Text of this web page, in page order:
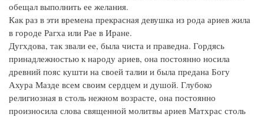
обещал выполнить ее желания.
Как раз в эти времена прекрасная девушка из рода ариев жила
в городе Рагха или Рае в Иране.
Дугхдова, так звали ее, была чиста и праведна. Гордясь
принадлежностью к народу ариев, она постоянно носила
древний пояс кушти на своей талии и была предана Богу
Ахура Мазде всем своим сердцем и душой. Глубоко
религиозная в столь нежном возрасте, она постоянно
произносила слова священной молитвы ариев Матхрас столь